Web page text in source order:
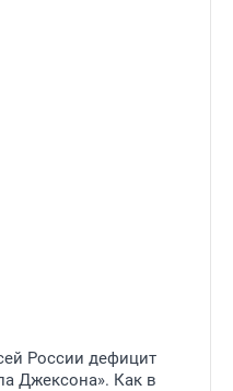
России дефицит
Джексона». Как в